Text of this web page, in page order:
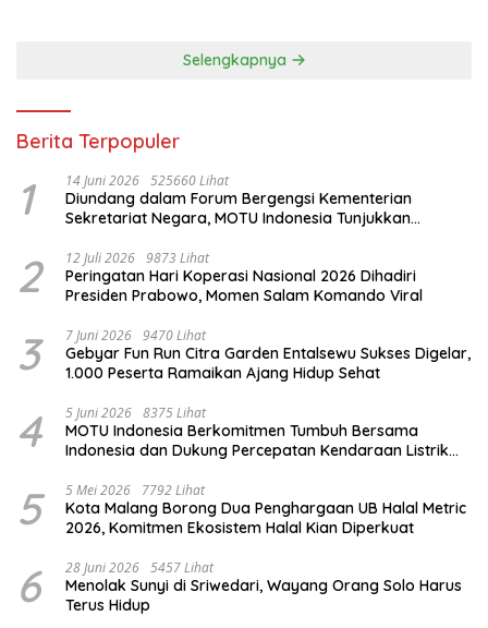
Selengkapnya
Berita Terpopuler
1 14 Juni 2026 525660 Lihat
Diundang dalam Forum Bergengsi Kementerian
Sekretariat Negara, MOTU Indonesia Tunjukkan
2 12 Juli 2026 9873 Lihat
Peringatan Hari Koperasi Nasional 2026 Dihadiri
Presiden Prabowo, Momen Salam Komando Viral
3 7 Juni 2026 9470 Lihat
Gebyar Fun Run Citra Garden Entalsewu Sukses Digelar,
1.000 Peserta Ramaikan Ajang Hidup Sehat
4 5 Juni 2026 8375 Lihat
MOTU Indonesia Berkomitmen Tumbuh Bersama
Indonesia dan Dukung Percepatan Kendaraan Listrik
5 5 Mei 2026 7792 Lihat
Kota Malang Borong Dua Penghargaan UB Halal Metric
2026, Komitmen Ekosistem Halal Kian Diperkuat
6 28 Juni 2026 5457 Lihat
Menolak Sunyi di Sriwedari, Wayang Orang Solo Harus
Terus Hidup